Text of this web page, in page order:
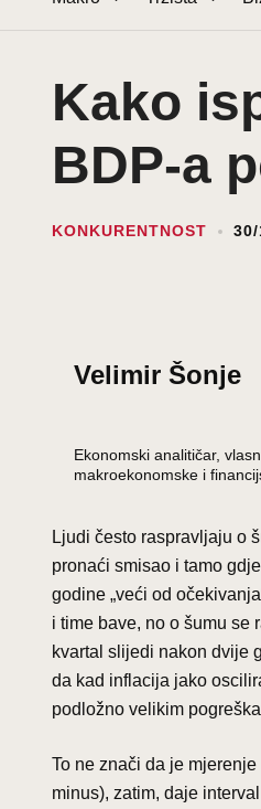
Kako
BDP-a
KONKURENTNOST 30/
Velimir Šonje
Ekonomski analitičar,
makroekonomske i
Ljudi često raspravljaju o
pronaći smisao i tamo
godine „veći od
i time bave, no o šumu se
kvartal slijedi nakon dvije
da kad inflacija jako
podložno velikim
To ne znači da je
minus), zatim, daje